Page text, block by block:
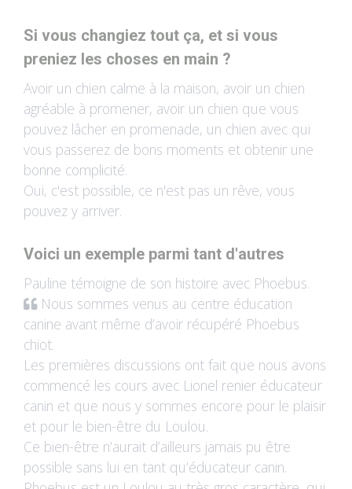
Si vous changiez tout ça, et si vous
preniez les choses en main ?
Avoir un chien calme à la maison, avoir un chien
agréable à promener, avoir un chien que vous
pouvez lâcher en promenade, un chien avec qui
vous passerez de bons moments et obtenir une
bonne complicité.
Oui, c'est possible, ce n'est pas un rêve, vous
pouvez y arriver.
Voici un exemple parmi tant d'autres
Pauline témoigne de son histoire avec Phoebus.
Nous sommes venus au centre éducation
canine avant même d’avoir récupéré Phoebus
chiot.
Les premières discussions ont fait que nous avons
commencé les cours avec Lionel renier éducateur
canin et que nous y sommes encore pour le plaisir
et pour le bien-être du Loulou.
Ce bien-être n’aurait d’ailleurs jamais pu être
possible sans lui en tant qu’éducateur canin.